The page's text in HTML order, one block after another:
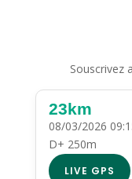
Souscrivez
23km
08/03/2026
D+ 250m
LIVE GPS